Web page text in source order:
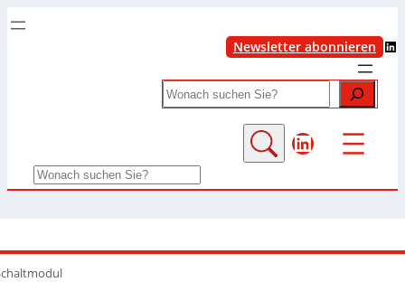
Newsletter abonnieren LinkedIn
Search
LinkedIn
Search